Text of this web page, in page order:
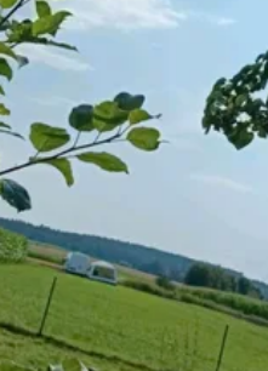
Contacto
Select language